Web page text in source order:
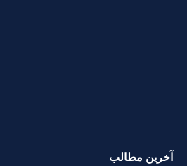
آخرین مطالب